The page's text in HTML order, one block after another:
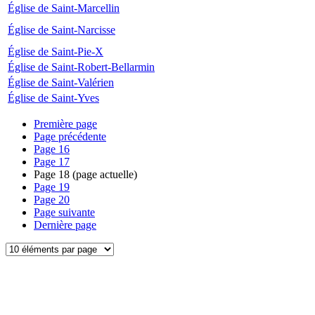
Église de Saint-Marcellin
Église de Saint-Narcisse
Église de Saint-Pie-X
Église de Saint-Robert-Bellarmin
Église de Saint-Valérien
Église de Saint-Yves
Première page
Page précédente
Page 16
Page 17
Page 18 (page actuelle)
Page 19
Page 20
Page suivante
Dernière page